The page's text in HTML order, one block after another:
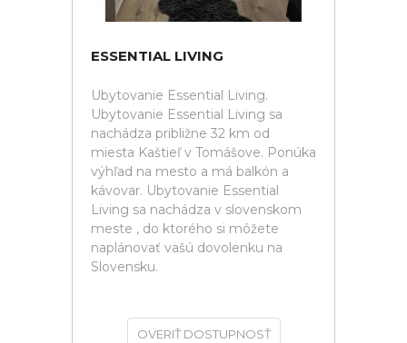
ESSENTIAL LIVING
Ubytovanie Essential Living.
Ubytovanie Essential Living sa
nachádza približne 32 km od
miesta Kaštieľ v Tomášove. Ponúka
výhľad na mesto a má balkón a
kávovar. Ubytovanie Essential
Living sa nachádza v slovenskom
meste , do ktorého si môžete
naplánovať vašú dovolenku na
Slovensku.
OVERIŤ DOSTUPNOSŤ